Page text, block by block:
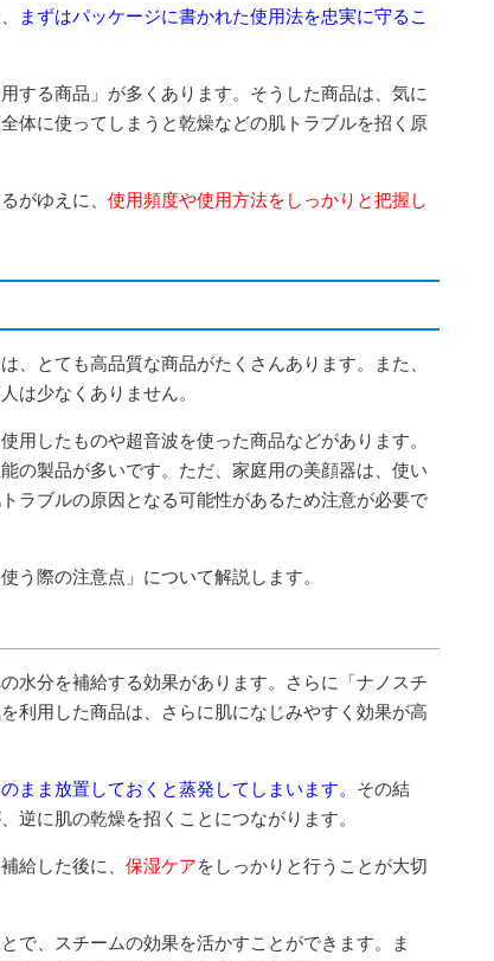
まずはパッケージに書かれた使用法を忠実に守るこ
する商品」が多くあります。そうした商品は、気に
体に使ってしまうと乾燥などの肌トラブルを招く原
がゆえに、 使用頻度や使用方法をしっかりと把握し
、とても高品質な商品がたくさんあります。また、
は少なくありません。
用したものや超音波を使った商品などがあります。
の製品が多いです。ただ、家庭用の美顔器は、使い
ラブルの原因となる可能性があるため注意が必要で
う際の注意点」について解説します。
水分を補給する効果があります。さらに「ナノスチ
利用した商品は、さらに肌になじみやすく効果が高
まま放置しておくと蒸発してしまいます。 その結
逆に肌の乾燥を招くことにつながります。
給した後に、 保湿ケアをしっかりと行うことが大切
で、スチームの効果を活かすことができます。ま